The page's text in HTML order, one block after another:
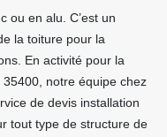
ou en alu. C’est un
la toiture pour la
En activité pour la
notre équipe chez
de devis installation
tout type de structure de